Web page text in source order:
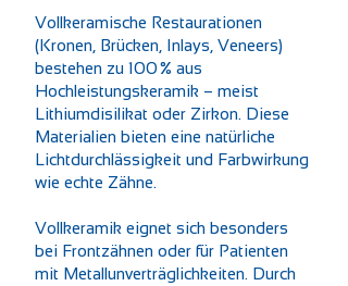
Vollkeramische Restaurationen
(Kronen, Brücken, Inlays, Veneers)
bestehen zu 100 % aus
Hochleistungskeramik – meist
Lithiumdisilikat oder Zirkon. Diese
Materialien bieten eine natürliche
Lichtdurchlässigkeit und Farbwirkung
wie echte Zähne.
Vollkeramik eignet sich besonders
bei Frontzähnen oder für Patienten
mit Metallunverträglichkeiten. Durch